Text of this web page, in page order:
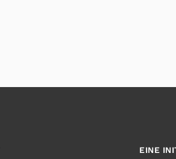
EINE